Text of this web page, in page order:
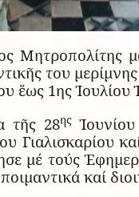
Μητροπολίτης
του
ἕως 1ης Ἰουλίου
τῆς 28ης
Γιαλισκαρίου
μέ τούς
καί